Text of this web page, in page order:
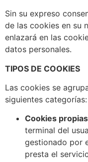
Sin su expreso
de las cookies en su
enlazará en las
datos personales.
TIPOS DE COOKIES
Las cookies se
siguientes categorías:
Cookies
terminal del
gestionado por
presta el